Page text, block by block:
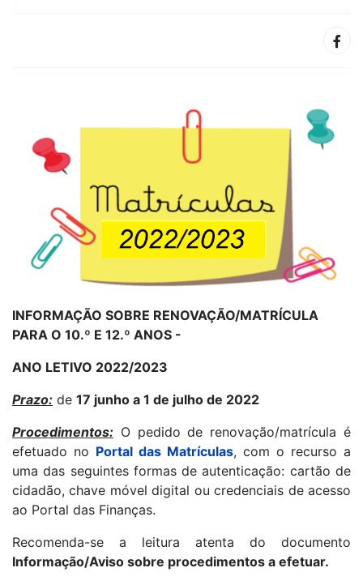
INFORMAÇÃO SOBRE RENOVAÇÃO/MATRÍCULA
PARA O 10.º E 12.º ANOS -
ANO LETIVO 2022/2023
Prazo: de 17 junho a 1 de julho de 2022
Procedimentos: O pedido de renovação/matrícula é
efetuado no Portal das Matrículas, com o recurso a
uma das seguintes formas de autenticação: cartão de
cidadão, chave móvel digital ou credenciais de acesso
ao Portal das Finanças.
Recomenda-se a leitura atenta do documento
Informação/Aviso sobre procedimentos a efetuar.